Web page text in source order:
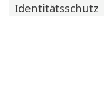
Identitätsschutz